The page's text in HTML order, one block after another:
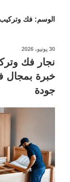
الوسم: فك
نُشر
30 يونيو، 2026
جودة